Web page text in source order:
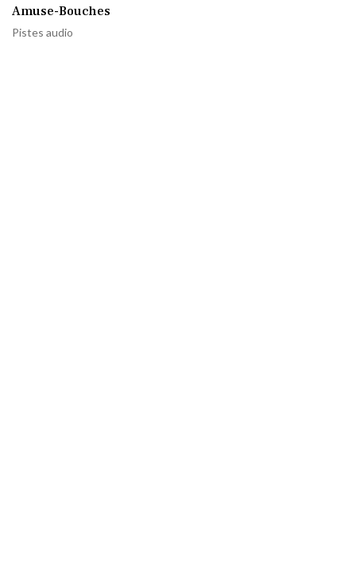
Amuse-Bouches
Pistes audio